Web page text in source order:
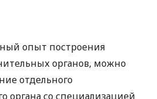
опыт построения
органов, можно
отдельного
органа со специализацией